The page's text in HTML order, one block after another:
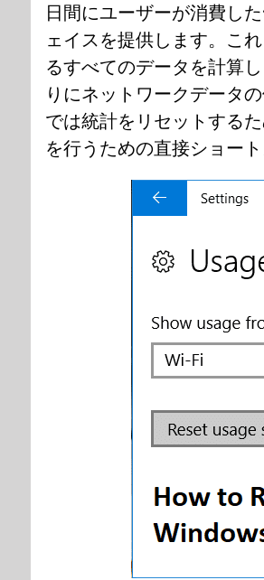
日間にユーザーが消費した
ェイスを提供します。こ
るすべてのデータを計算
りにネットワークデータ
では統計をリセットする
を行うための直接ショー